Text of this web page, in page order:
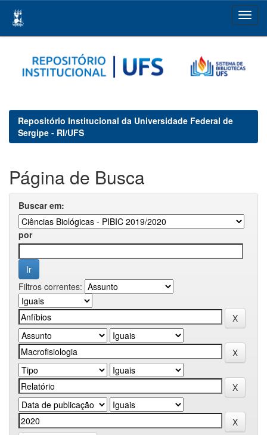
navigation
Repositório Institucional da Universidade Federal de
Sergipe - RI/UFS
Página de Busca
Buscar em:
por
Filtros correntes: